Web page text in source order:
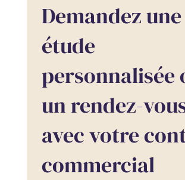
Demandez une
étude
personnalisée
un rendez-
avec votre
commercial